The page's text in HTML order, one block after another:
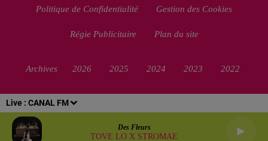
Live : CANAL FM
Des Fleurs
TOVE LO X STROMAE
Politique de Confidentialité Gestion des Cookies
Régie Publicitaire Plan du site
Archives 2026 2025 2024 2023 2022